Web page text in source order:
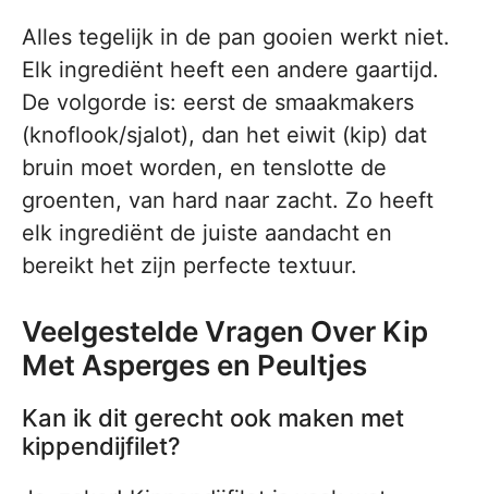
Alles tegelijk in de pan gooien werkt niet.
Elk ingrediënt heeft een andere gaartijd.
De volgorde is: eerst de smaakmakers
(knoflook/sjalot), dan het eiwit (kip) dat
bruin moet worden, en tenslotte de
groenten, van hard naar zacht. Zo heeft
elk ingrediënt de juiste aandacht en
bereikt het zijn perfecte textuur.
Veelgestelde Vragen Over Kip
Met Asperges en Peultjes
Kan ik dit gerecht ook maken met
kippendijfilet?